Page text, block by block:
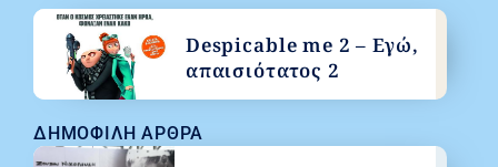
ΔΗΜΟΦΙΛΉ ΆΡΘΡΑ
Despicable me 2 – Εγώ,
απαισιότατος 2